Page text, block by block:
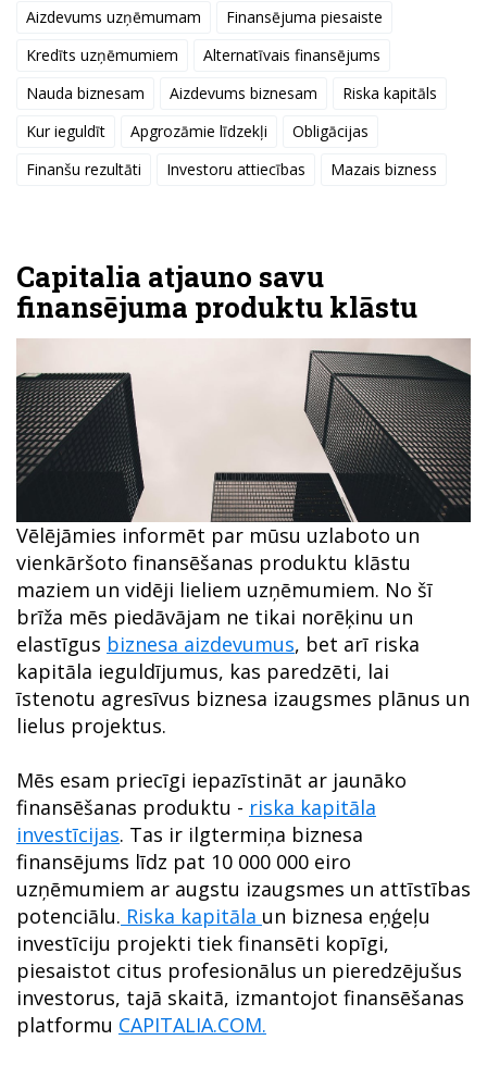
Capitalia atjauno savu
finansējuma produktu klāstu
Vēlējāmies informēt par mūsu uzlaboto un
vienkāršoto finansēšanas produktu klāstu
maziem un vidēji lieliem uzņēmumiem. No šī
brīža mēs piedāvājam ne tikai norēķinu un
elastīgus biznesa aizdevumus, bet arī riska
kapitāla ieguldījumus, kas paredzēti, lai
īstenotu agresīvus biznesa izaugsmes plānus un
lielus projektus.
Mēs esam priecīgi iepazīstināt ar jaunāko
finansēšanas produktu - riska kapitāla
investīcijas. Tas ir ilgtermiņa biznesa
finansējums līdz pat 10 000 000 eiro
uzņēmumiem ar augstu izaugsmes un attīstības
potenciālu. Riska kapitāla un biznesa eņģeļu
investīciju projekti tiek finansēti kopīgi,
piesaistot citus profesionālus un pieredzējušus
investorus, tajā skaitā, izmantojot finansēšanas
platformu CAPITALIA.COM.
Aizdevums uzņēmumam
Finansējuma piesaiste
Kredīts uzņēmumiem
Alternatīvais finansējums
Nauda biznesam
Aizdevums biznesam
Riska kapitāls
Kur ieguldīt
Apgrozāmie līdzekļi
Obligācijas
Finanšu rezultāti
Investoru attiecības Mazais bizness